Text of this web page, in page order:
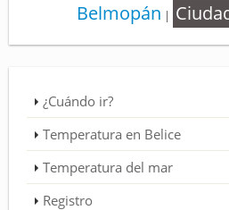
Belmopán |
¿Cuándo ir?
Temperatura en Belice
Temperatura del mar
Registro